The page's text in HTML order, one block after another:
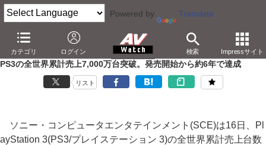
Powered by Translate
カテゴリ ログイン 検索 Impressサイト
AV Watch 製品 ゲーム機
PS3
PS3の全世界累計売上7,000万台突破。発売開始から約6年で達成
リスト
ソニー・コンピュータエンタテインメント(SCE)は16日、Pl
ayStation 3(PS3/プレイステーション 3)の全世界累計売上台数